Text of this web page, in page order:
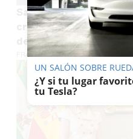
Sanlúcar se cuela en
creador Ache y
de jugadores
FRANCISCO J. JIMÉNEZ
UN SALÓN SOBRE
¿Y si tu lugar
tu Tesla?